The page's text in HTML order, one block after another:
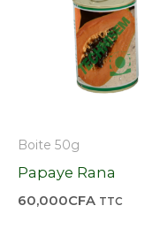
Boite 50g
Papaye Rana
60,000CFA TTC